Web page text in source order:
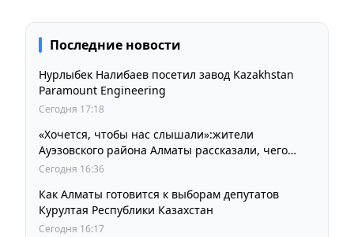
Последние новости
Нурлыбек Налибаев посетил завод Kazakhstan
Paramount Engineering
Сегодня 17:18
«Хочется, чтобы нас слышали»:жители
Ауэзовского района Алматы рассказали, чего
ждут от выборов депутатов Курултая
Сегодня 16:36
Как Алматы готовится к выборам депутатов
Курултая Республики Казахстан
Сегодня 16:17